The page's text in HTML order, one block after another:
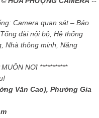
Camera quan sát – Báo
đài nội bộ, Hệ thống
Nhà thông minh, Năng
NƠI ***********
Văn Cao), Phường Gia